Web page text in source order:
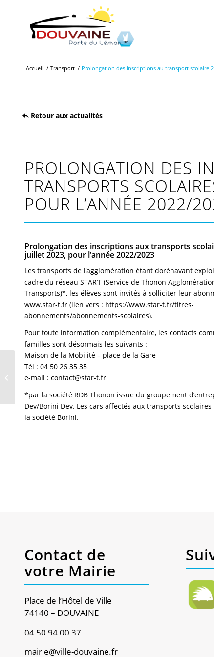
Accueil / Transport / Prolongation des inscriptions au transport scolaire
Retour aux actualités
PROLONGATION DES
TRANSPORTS
POUR L’ANNÉE 2022/
Prolongation des inscriptions aux transports
juillet 2023, pour l’année 2022/2023
Les transports de l’agglomération étant dorénavant
cadre du réseau STAR’T (Service de Thonon
Transports)*, les élèves sont invités à solliciter leur
www.star-t.fr (lien vers : https://www.star-t.fr/titres-
abonnements/abonnements-scolaires).
Pour toute information complémentaire, les contacts
familles sont désormais les suivants :
Maison de la Mobilité – place de la Gare
Tél : 04 50 26 35 35
e-mail : contact@star-t.fr
*par la société RDB Thonon issue du groupement
Dev/Borini Dev. Les cars affectés aux transports
la société Borini.
Contact de
votre Mairie
Place de l’Hôtel de Ville
74140 – DOUVAINE
04 50 94 00 37
mairie@ville-douvaine.fr
alerte sécheresse
renforcée niveau 3/4